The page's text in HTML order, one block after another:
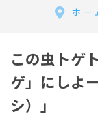
ホー
この虫トゲ
ゲ」にしよ
シ）」